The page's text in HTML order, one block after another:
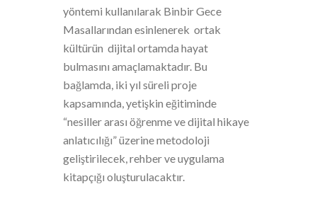
yöntemi kullanılarak Binbir Gece
Masallarından esinlenerek ortak
kültürün dijital ortamda hayat
bulmasını amaçlamaktadır. Bu
bağlamda, iki yıl süreli proje
kapsamında, yetişkin eğitiminde
“nesiller arası öğrenme ve dijital hikaye
anlatıcılığı” üzerine metodoloji
geliştirilecek, rehber ve uygulama
kitapçığı oluşturulacaktır.